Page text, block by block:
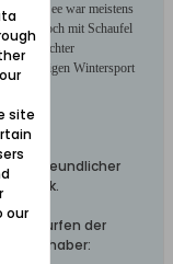
dem See war meistens
noch mit Schaufel
dichter
lustigen Wintersport
mit freundlicher
Lübeck.
bedürfen der
site
our